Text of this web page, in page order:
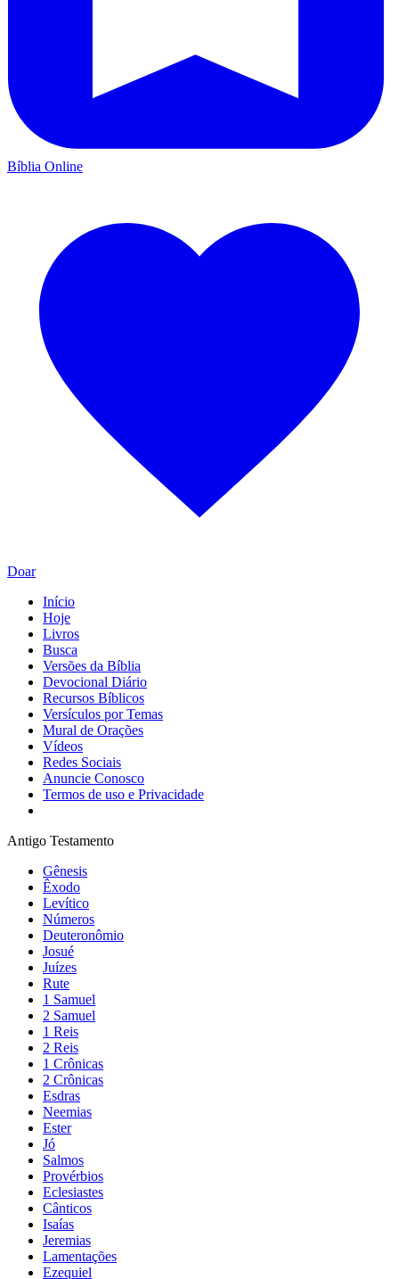
Bíblia Online
Doar
Início
Hoje
Livros
Busca
Versões da Bíblia
Devocional Diário
Recursos Bíblicos
Versículos por Temas
Mural de Orações
Vídeos
Redes Sociais
Anuncie Conosco
Termos de uso e Privacidade
Antigo Testamento
Gênesis
Êxodo
Levítico
Números
Deuteronômio
Josué
Juízes
Rute
1 Samuel
2 Samuel
1 Reis
2 Reis
1 Crônicas
2 Crônicas
Esdras
Neemias
Ester
Jó
Salmos
Provérbios
Eclesiastes
Cânticos
Isaías
Jeremias
Lamentações
Ezequiel